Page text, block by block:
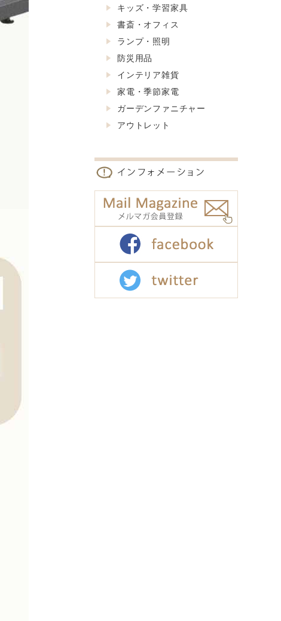
キッズ・学習家具
書斎・オフィス
ランプ・照明
防災用品
インテリア雑貨
家電・季節家電
ガーデンファニチャー
アウトレット